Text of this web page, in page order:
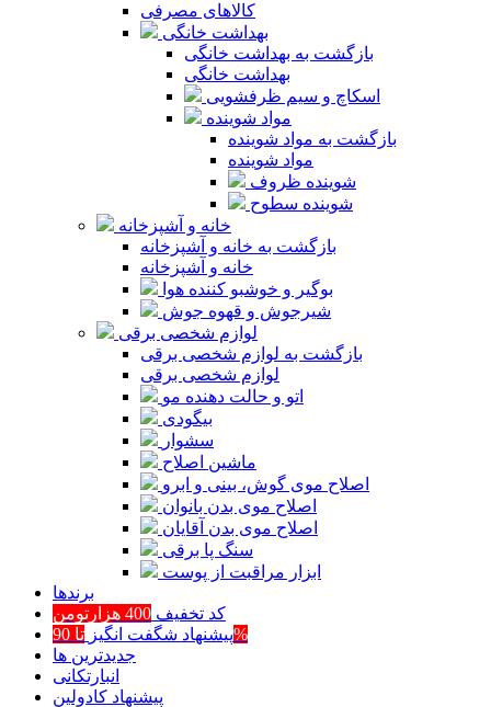
کالاهای مصرفی
بهداشت خانگی
بازگشت به بهداشت خانگی
بهداشت خانگی
اسکاچ و سیم ظرفشویی
مواد شوینده
بازگشت به مواد شوینده
مواد شوینده
شوینده ظروف
شوینده سطوح
خانه و آشپزخانه
بازگشت به خانه و آشپزخانه
خانه و آشپزخانه
بوگیر و خوشبو کننده هوا
شیرجوش و قهوه جوش
لوازم شخصی برقی
بازگشت به لوازم شخصی برقی
لوازم شخصی برقی
اتو و حالت دهنده مو
بیگودی
سشوار
ماشین اصلاح
اصلاح موی گوش، بینی و ابرو
اصلاح موی بدن بانوان
اصلاح موی بدن آقایان
سنگ پا برقی
ابزار مراقبت از پوست
برند‌ها
کد تخفیف 400 هزارتومن
پیشنهاد شگفت انگیزتا 90%
جدیدترین ها
انبارتکانی
پیشنهاد کادولین